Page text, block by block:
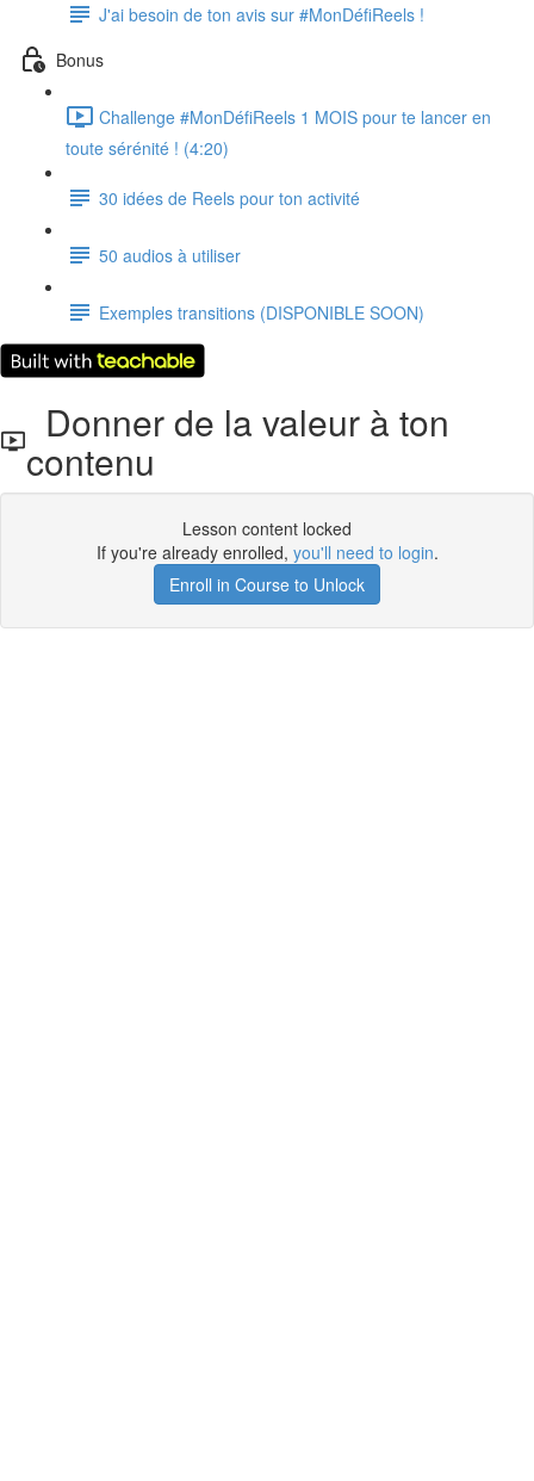
J'ai besoin de ton avis sur #MonDéfiReels !
Bonus
Challenge #MonDéfiReels 1 MOIS pour te lancer en
toute sérénité ! (4:20)
30 idées de Reels pour ton activité
50 audios à utiliser
Exemples transitions (DISPONIBLE SOON)
Donner de la valeur à ton
contenu
Lesson content locked
If you're already enrolled, you'll need to login.
Enroll in Course to Unlock